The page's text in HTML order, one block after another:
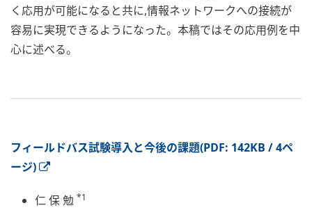
く応用が可能になると共に,情報ネットワークへの接続が
容易に実現できるようになった。本稿ではその応用例を中
心に述べる。
フィールドバス試験導入と今後の課題(PDF: 142KB / 4ペ
ージ)
仁 保 勉 *1